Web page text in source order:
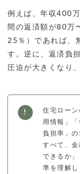
例えば、年収400
間の返済額が80万
25％）であれば、
す。逆に、返済負
圧迫が大きくなり
住宅ロー
用情報」
負担率」
すべて、
できるか
準を理解